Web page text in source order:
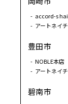
accord-s
アートネイ
豊田市
NOBLE本店
アートネイ
碧南市